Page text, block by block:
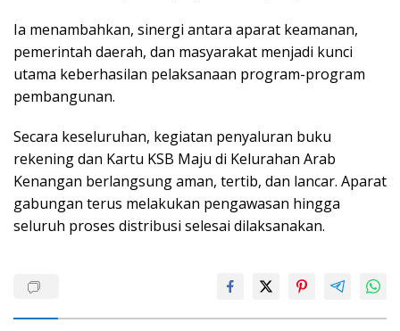
Ia menambahkan, sinergi antara aparat keamanan,
pemerintah daerah, dan masyarakat menjadi kunci
utama keberhasilan pelaksanaan program-program
pembangunan.
Secara keseluruhan, kegiatan penyaluran buku
rekening dan Kartu KSB Maju di Kelurahan Arab
Kenangan berlangsung aman, tertib, dan lancar. Aparat
gabungan terus melakukan pengawasan hingga
seluruh proses distribusi selesai dilaksanakan.